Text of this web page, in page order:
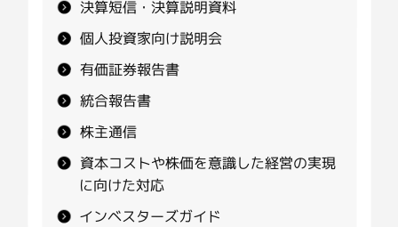
決算短信・決算説明資料
個人投資家向け説明会
有価証券報告書
統合報告書
株主通信
資本コストや株価を意識した経営の実現
に向けた対応
インベスターズガイド